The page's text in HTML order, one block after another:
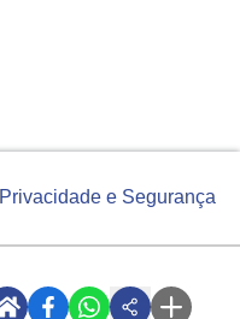
Privacidade e Segurança